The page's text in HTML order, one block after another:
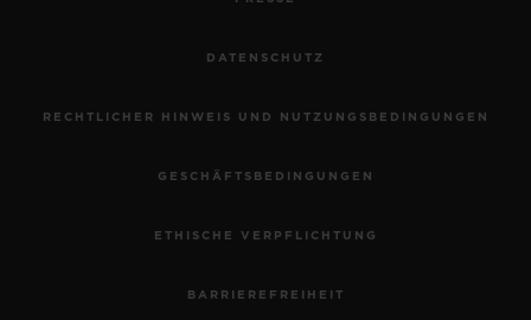
DATENSCHUTZ
RECHTLICHER HINWEIS UND NUTZUNGSBEDINGUNGEN
GESCHÄFTSBEDINGUNGEN
ETHISCHE VERPFLICHTUNG
BARRIEREFREIHEIT